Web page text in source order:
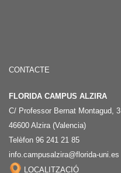
CONTACTE
FLORIDA CAMPUS ALZIRA
C/ Professor Bernat Montagud, 3
46600 Alzira (Valencia)
Telèfon 96 241 21 85
info.campusalzira@florida-uni.es
LOCALITZACIÓ